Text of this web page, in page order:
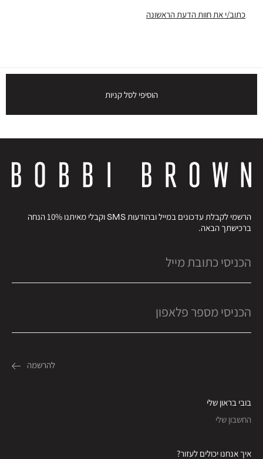
כתוב/י את חוות הדעת הראשונה
הוסיפי לסל קניות
הרשמי לקבלת עדכונים במייל ובהודעות SMS וקבלי מאיתנו 10% הנחה
ברכישתך הבאה.
בובי בראון שלי
החשבון שלי
איך אנחנו יכולים לעזור?